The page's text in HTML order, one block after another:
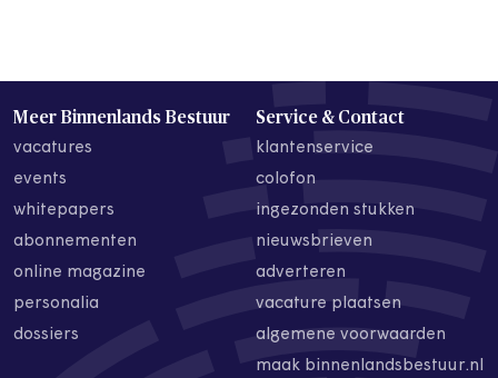
Meer Binnenlands Bestuur
vacatures
events
whitepapers
abonnementen
online magazine
personalia
dossiers
Service & Contact
klantenservice
colofon
ingezonden stukken
nieuwsbrieven
adverteren
vacature plaatsen
algemene voorwaarden
maak binnenlandsbestuur.nl